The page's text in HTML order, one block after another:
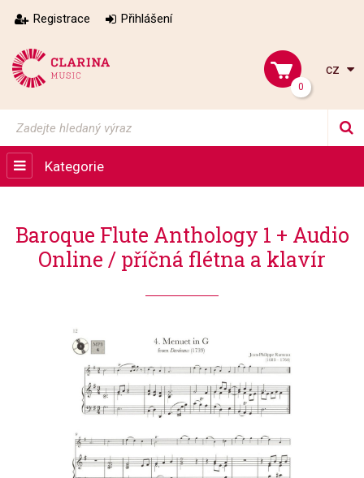
Registrace Přihlášení
0
cz
Kategorie
Baroque Flute Anthology 1 + Audio
Online / příčná flétna a klavír